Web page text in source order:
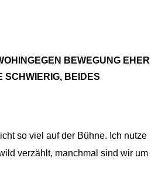
BEWEGUNG EHER
SCHWIERIG, BEIDES
so viel auf der Bühne. Ich nutze
verzählt, manchmal sind wir um